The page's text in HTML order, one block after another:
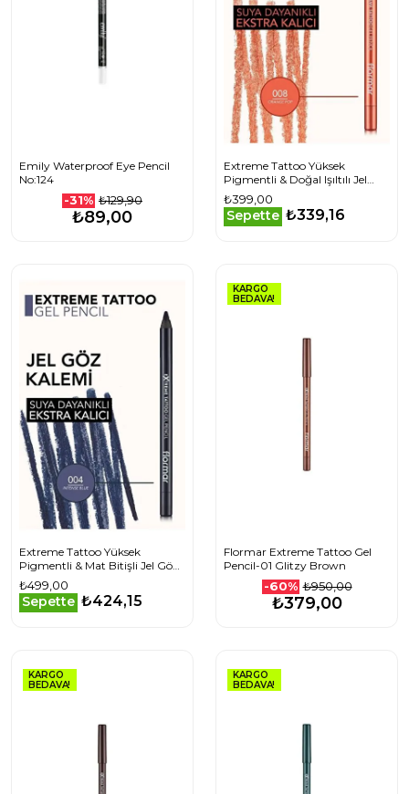
Emily Waterproof Eye Pencil
No:124
-31% ₺129,90
₺89,00
Extreme Tattoo Yüksek
Pigmentli & Doğal Işıltılı Jel
Göz Kalemi 008 ORANGE
POP
₺399,00
Sepette ₺339,16
Extreme Tattoo Yüksek
Pigmentli & Mat Bitişli Jel Göz
Kalemi 004 INTENSE BLUE
₺499,00
Sepette ₺424,15
KARGO
BEDAVA!
Flormar Extreme Tattoo Gel
Pencil-01 Glitzy Brown
-60% ₺950,00
₺379,00
KARGO
BEDAVA!
KARGO
BEDAVA!